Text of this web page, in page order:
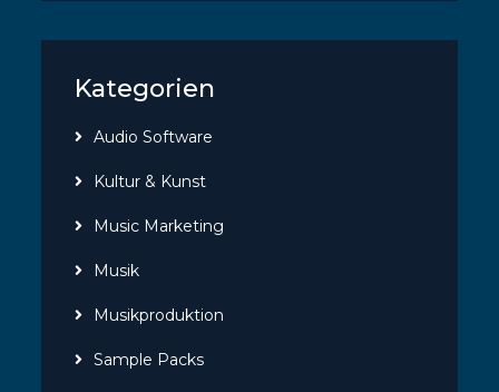
Kategorien
Audio Software
Kultur & Kunst
Music Marketing
Musik
Musikproduktion
Sample Packs